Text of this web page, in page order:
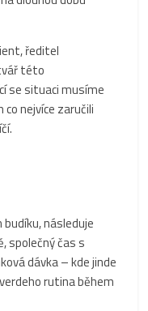
ředitel
této
se situaci musíme
nejvíce zaručili
následuje
společný čas s
dávka – kde jinde
rutina během